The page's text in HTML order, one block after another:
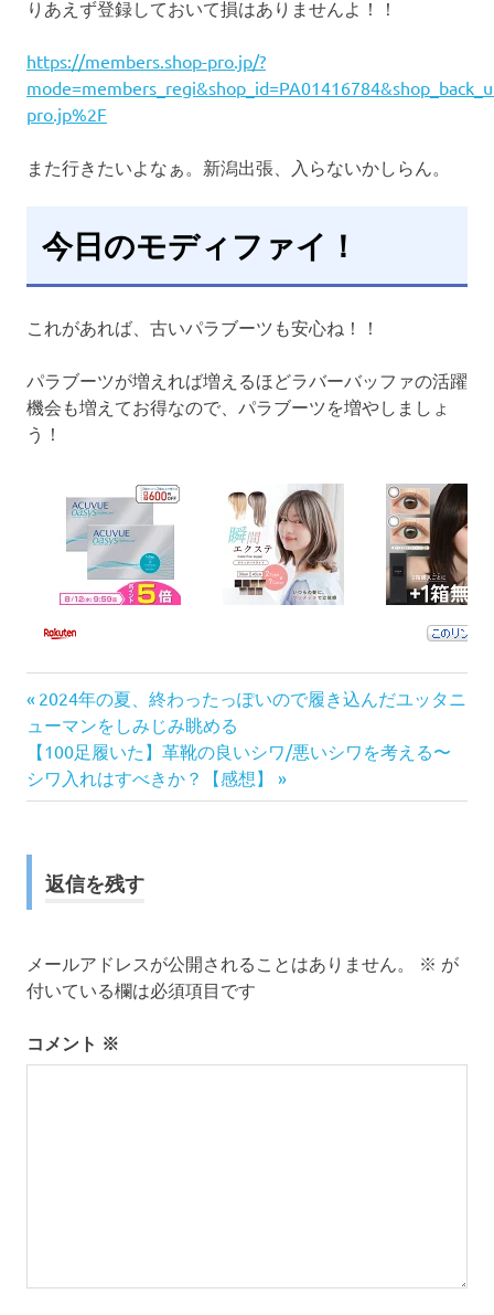
りあえず登録しておいて損はありませんよ！！
https://members.shop-pro.jp/?
pro.jp%2F
また行きたいよなぁ。新潟出張、入らないかしらん。
今日のモディファイ！
これがあれば、古いパラブーツも安心ね！！
パラブーツが増えれば増えるほどラバーバッファの活躍
機会も増えてお得なので、パラブーツを増やしましょ
う！
投
稿
ナ
ビ
ゲ
シ
ョ
ン
前
の
記
事:
2024年の夏、終わったっぽいので履き込んだユッタニ
ューマンをしみじみ眺める
次
の
記
【100足履いた】革靴の良いシワ/悪いシワを考える〜
シワ入れはすべきか？【感想】
返信を残す
メールアドレスが公開されることはありません。 ※ が
付いている欄は必須項目です
コメント ※